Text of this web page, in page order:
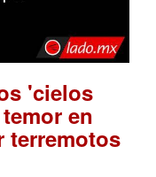
'cielos
en
terremotos